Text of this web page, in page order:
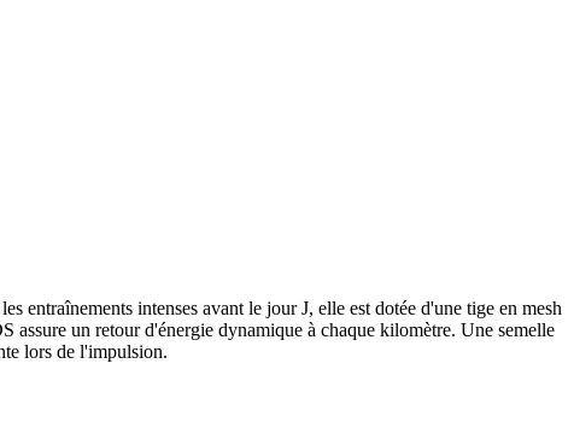
entraînements intenses avant le jour J, elle est dotée d'une tige en mesh
un retour d'énergie dynamique à chaque kilomètre. Une semelle
lors de l'impulsion.